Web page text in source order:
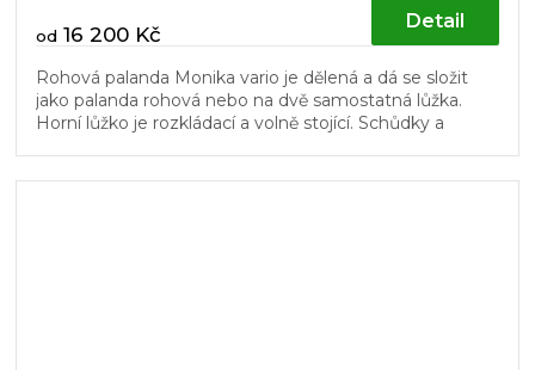
od 16 200 Kč
Detail
Rohová palanda Monika vario je dělená a dá se složit
jako palanda rohová nebo na dvě samostatná lůžka.
Horní lůžko je rozkládací a volně stojící. Schůdky a